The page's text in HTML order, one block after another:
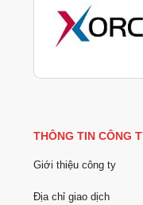
THÔNG TIN CÔNG
Giới thiệu công ty
Địa chỉ giao dịch